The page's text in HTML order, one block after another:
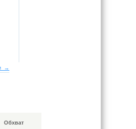
→
Обхват